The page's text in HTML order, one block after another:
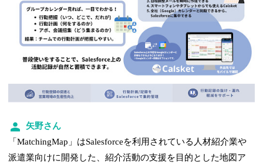
矢野さん
「MatchingMap」はSalesforceを利用されている人材紹介業や
派遣業向けに開発した、紹介活動の支援を目的とした地図ア